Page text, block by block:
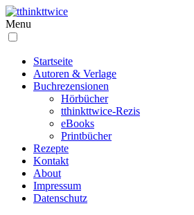
Menu
Startseite
Autoren & Verlage
Buchrezensionen
Hörbücher
tthinkttwice-Rezis
eBooks
Printbücher
Rezepte
Kontakt
About
Impressum
Datenschutz